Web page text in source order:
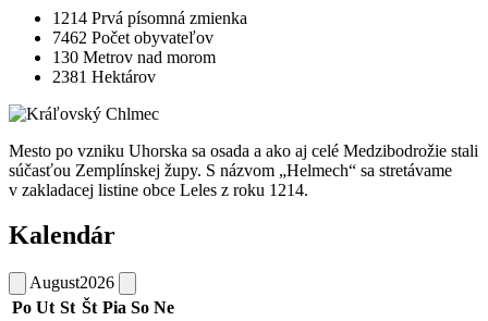
1214 Prvá písomná zmienka
7462 Počet obyvateľov
130 Metrov nad morom
2381 Hektárov
Mesto po vzniku Uhorska sa osada a ako aj celé Medzibodrožie stali
súčasťou Zemplínskej župy. S názvom „Helmech“ sa stretávame
v zakladacej listine obce Leles z roku 1214.
Kalendár
August2026
Po Ut St Št Pia So Ne